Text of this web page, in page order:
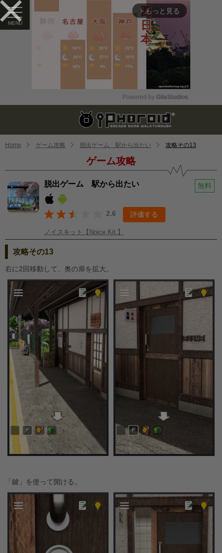
arrow_forward_ios もっと見る
Mute
Powered by GliaStudios
Home ゲーム攻略 脱出ゲーム 駅から出たい 攻略その13
ゲーム攻略
脱出ゲーム 駅から出たい 無料
2.6 評価する
ノイスキット【Noice Kit.】
攻略その13
右に2回移動して、奥の扉を拡大。
「鍵」を使って開ける。